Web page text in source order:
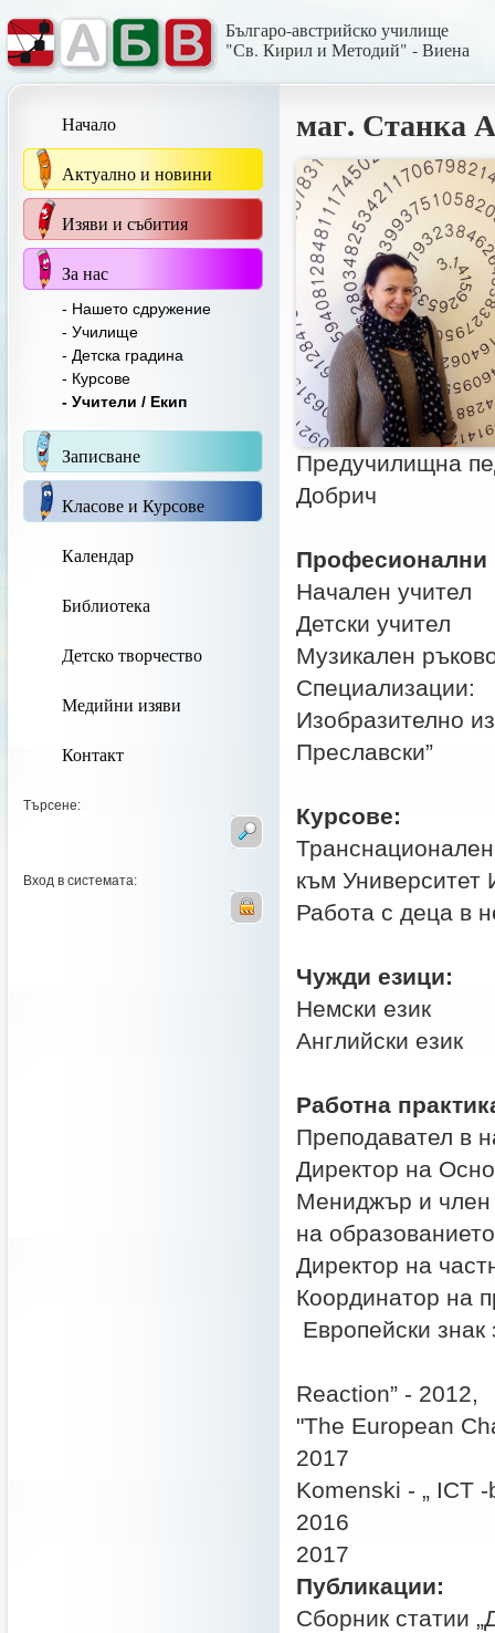
Българо-австрийско училище
"Св. Кирил и Методий" - Виена
Начало
Актуално и новини
Изяви и събития
За нас
- Нашето сдружение
- Училище
- Детска градина
- Курсове
- Учители / Екип
Записване
Класове и Курсове
Календар
Библиотека
Детско творчество
Медийни изяви
Контакт
Търсене:
Вход в системата:
маг. Станка
Предучилищна
Добрич
Професионални
Начален учител
Детски учител
Музикален
Специализации:
Изобразително
Преславски”
Курсове:
към
Работа с деца в
Чужди езици:
Немски език
Английски език
Работна
Преподавател в
Директор на
Мениджър и член
на образованието
Директор на
Координатор на
Европейски знак
Reaction” - 2012,
"The European
Komenski - „ ICT
2016
Публикации:
Сборник статии